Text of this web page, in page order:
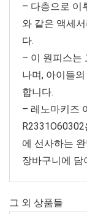
– 다층으로 이
와 같은 액세
다.
– 이 원피스는
나며, 아이들
합니다.
– 레노마키즈
에 선사하는
장바구니에 담
그 외 상품들